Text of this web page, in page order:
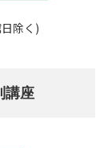
除く)
講座